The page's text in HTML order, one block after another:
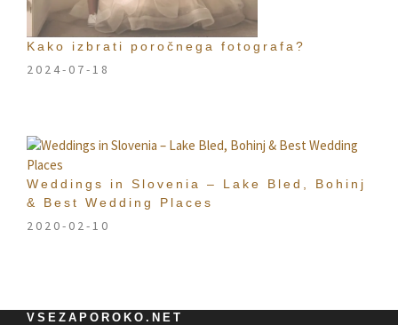
Kako izbrati poročnega fotografa?
2024-07-18
Weddings in Slovenia – Lake Bled, Bohinj
& Best Wedding Places
2020-02-10
VSEZAPOROKO.NET